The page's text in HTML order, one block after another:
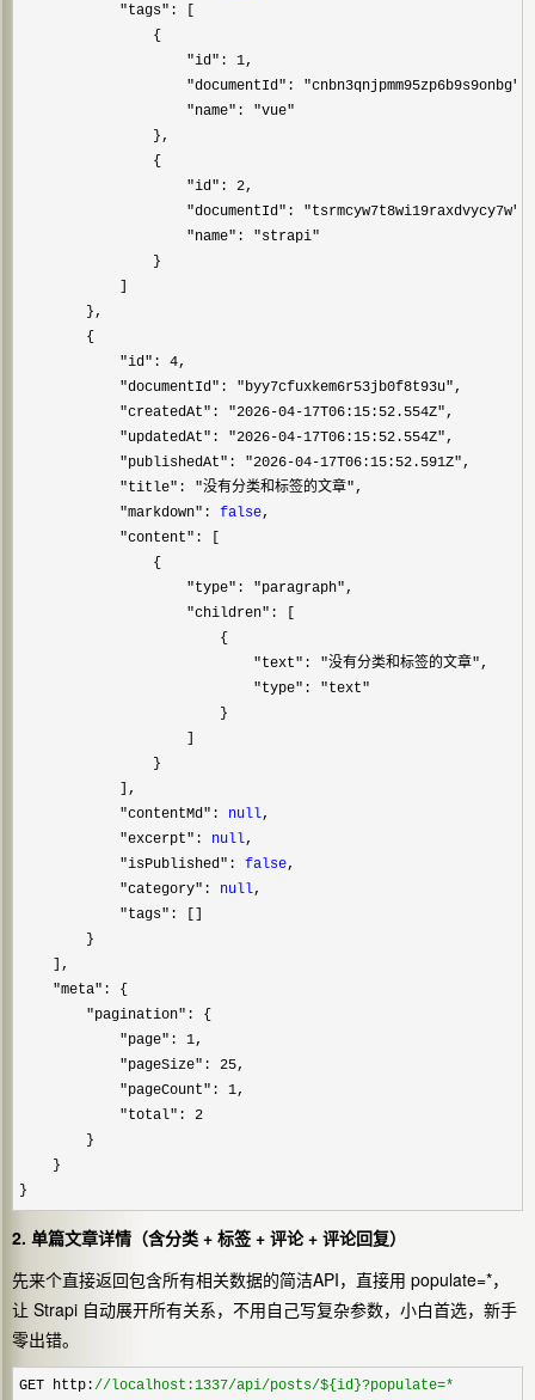
"tags" : [
                {
"id": 1,
"documentId": "cnbn3qnjpmm95zp6b9s9onbg"
"name": "vue"
                },
                {
"id": 2,
"documentId": "tsrmcyw7t8wi19raxdvycy7w"
"name": "strapi"
                }
            ]
        },
        {
"id": 4,
"documentId": "byy7cfuxkem6r53jb0f8t93u",
"createdAt": "2026-04-17T06:15:52.554Z",
"updatedAt": "2026-04-17T06:15:52.554Z",
"publishedAt": "2026-04-17T06:15:52.591Z",
"title": "没有分类和标签的文章",
"markdown": false,
"content" : [
                {
"type": "paragraph",
"children" : [
                        {
"text": "没有分类和标签的文章",
"type": "text"
                        }
                    ]
                }
            ],
"contentMd": null,
"excerpt": null,
"isPublished": false,
"category": null,
"tags" : []
        }
    ],
"meta" : {
"pagination" : {
"page": 1,
"pageSize": 25,
"pageCount": 1,
"total": 2
        }
    }
}
2. 单篇文章详情（含分类 + 标签 + 评论 + 评论回复）
先来个直接返回包含所有相关数据的简洁API，直接用 populate=*，
让 Strapi 自动展开所有关系，不用自己写复杂参数，小白首选，新手
零出错。
GET http://localhost:1337/api/posts/${id}?populate=*